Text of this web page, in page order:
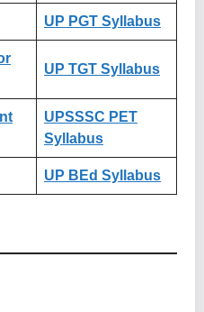
UP PGT Syllabus
UP TGT Syllabus
UPSSSC PET
Syllabus
UP BEd Syllabus